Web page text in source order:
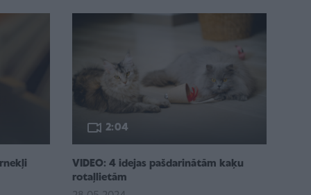
2:04
VIDEO: 4 idejas pašdarinātām kaķu
rotaļlietām